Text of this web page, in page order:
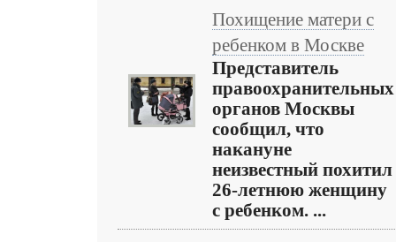
Похищение матери с
ребенком в Москве
Представитель
правоохранительных
органов Москвы
сообщил, что
накануне
неизвестный похитил
26-летнюю женщину
с ребенком. ...